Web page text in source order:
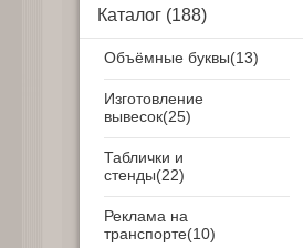
Каталог (188)
Объёмные буквы
Изготовление
вывесок
Таблички и
стенды
Реклама на
транспорте